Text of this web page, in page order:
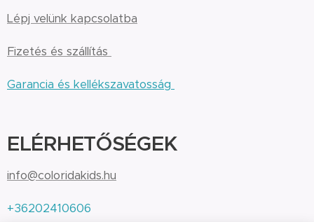
Lépj velünk kapcsolatba
Fizetés és szállítás
Garancia és kellékszavatosság
ELÉRHETŐSÉGEK
info@coloridakids.hu
+36202410606